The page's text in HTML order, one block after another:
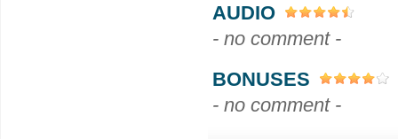
AUDIO
- no comment -
BONUSES
- no comment -